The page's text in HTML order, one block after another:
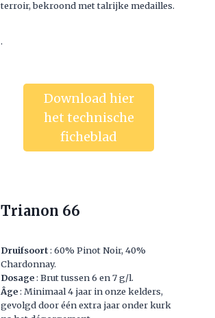
terroir, bekroond met talrijke medailles.
.
Download hier
het technische
ficheblad
Trianon 66
Druifsoort: 60% Pinot Noir, 40%
Chardonnay.
Dosage: Brut tussen 6 en 7 g/l.
Âge: Minimaal 4 jaar in onze kelders,
gevolgd door één extra jaar onder kurk